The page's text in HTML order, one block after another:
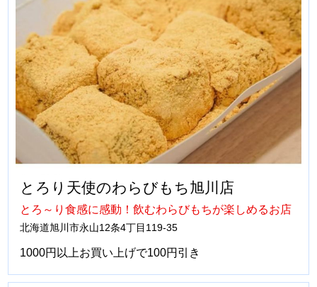
とろり天使のわらびもち旭川店
とろ～り食感に感動！飲むわらびもちが楽しめるお店
北海道旭川市永山12条4丁目119-35
1000円以上お買い上げで100円引き